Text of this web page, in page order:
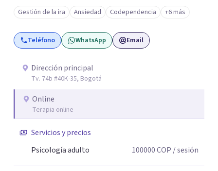
Gestión de la ira Ansiedad Codependencia +6 más
Teléfono WhatsApp Email
Dirección principal
Tv. 74b #40K-35, Bogotá
Online
Terapia online
Servicios y precios
Psicología adulto
100000COP / sesión